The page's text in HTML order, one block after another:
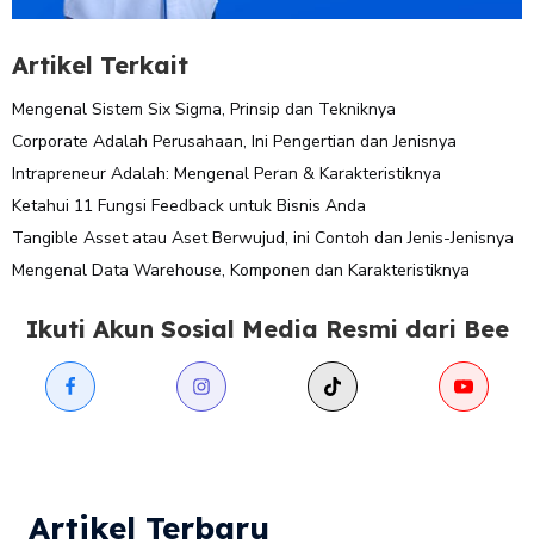
Artikel Terkait
Mengenal Sistem Six Sigma, Prinsip dan Tekniknya
Corporate Adalah Perusahaan, Ini Pengertian dan Jenisnya
Intrapreneur Adalah: Mengenal Peran & Karakteristiknya
Ketahui 11 Fungsi Feedback untuk Bisnis Anda
Tangible Asset atau Aset Berwujud, ini Contoh dan Jenis-Jenisnya
Mengenal Data Warehouse, Komponen dan Karakteristiknya
Ikuti Akun Sosial Media Resmi dari Bee
Artikel Terbaru